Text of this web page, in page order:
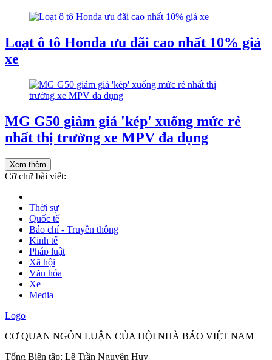
Loạt ô tô Honda ưu đãi cao nhất 10% giá
xe
MG G50 giảm giá 'kép' xuống mức rẻ
nhất thị trường xe MPV đa dụng
Xem thêm
Cỡ chữ bài viết:
Thời sự
Quốc tế
Báo chí - Truyền thông
Kinh tế
Pháp luật
Xã hội
Văn hóa
Xe
Media
Logo
CƠ QUAN NGÔN LUẬN CỦA HỘI NHÀ BÁO VIỆT NAM
Tổng Biên tập: Lê Trần Nguyên Huy